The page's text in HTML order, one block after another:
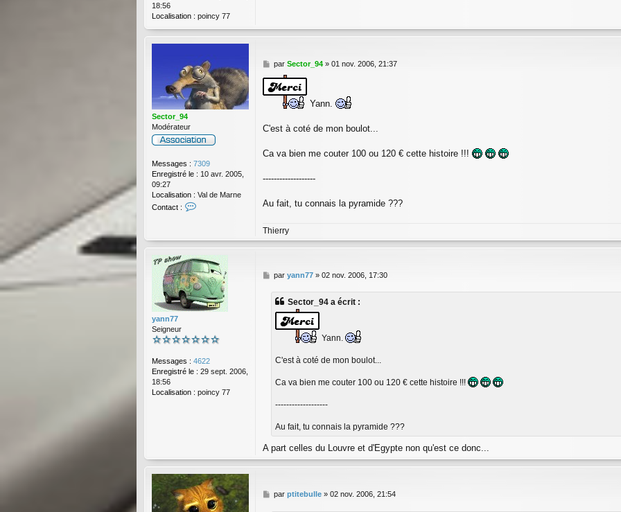
18:56
Localisation : poincy 77
Sector_94
Modérateur
Messages : 7309
Enregistré le : 10 avr. 2005,
09:27
Localisation : Val de Marne
Contact :
a
c
t
e
r
S
e
o
_
9
M
s
s
e
par Sector_94» 01 nov. 2006, 21:37
Yann.
C'est à coté de mon boulot...
Ca va bien me couter 100 ou 120 € cette histoire !!!
-------------------
Au fait, tu connais la pyramide ???
Thierry
yann77
Seigneur
Messages : 4622
Enregistré le : 29 sept. 2006,
18:56
Localisation : poincy 77
M
s
par yann77» 02 nov. 2006, 17:30
Sector_94 a écrit :
Yann.
C'est à coté de mon boulot...
Ca va bien me couter 100 ou 120 € cette histoire !!!
-------------------
Au fait, tu connais la pyramide ???
A part celles du Louvre et d'Egypte non qu'est ce donc...
M
par ptitebulle» 02 nov. 2006, 21:54